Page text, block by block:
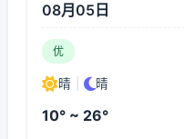
08月05日
优
晴 晴
10° ~ 26°